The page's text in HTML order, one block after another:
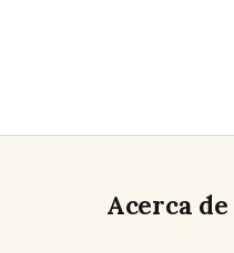
Acerca